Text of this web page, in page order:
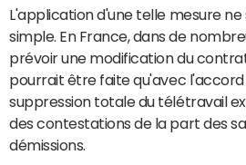
L'application d'une telle mesure
simple. En France, dans de
prévoir une modification du
pourrait être faite qu'avec l'accord
suppression totale du télétravail
des contestations de la part des
démissions.